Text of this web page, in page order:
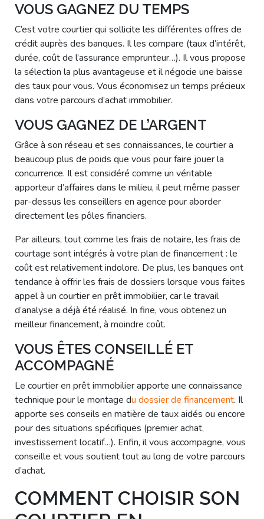
VOUS GAGNEZ DU TEMPS
C’est votre courtier qui sollicite les différentes offres de
crédit auprès des banques. Il les compare (taux d’intérêt,
durée, coût de l’assurance emprunteur…). Il vous propose
la sélection la plus avantageuse et il négocie une baisse
des taux pour vous. Vous économisez un temps précieux
dans votre parcours d’achat immobilier.
VOUS GAGNEZ DE L’ARGENT
Grâce à son réseau et ses connaissances, le courtier a
beaucoup plus de poids que vous pour faire jouer la
concurrence. Il est considéré comme un véritable
apporteur d’affaires dans le milieu, il peut même passer
par-dessus les conseillers en agence pour aborder
directement les pôles financiers.
Par ailleurs, tout comme les frais de notaire, les frais de
courtage sont intégrés à votre plan de financement : le
coût est relativement indolore. De plus, les banques ont
tendance à offrir les frais de dossiers lorsque vous faites
appel à un courtier en prêt immobilier, car le travail
d’analyse a déjà été réalisé. In fine, vous obtenez un
meilleur financement, à moindre coût.
VOUS ÊTES CONSEILLÉ ET
ACCOMPAGNÉ
Le courtier en prêt immobilier apporte une connaissance
technique pour le montage du dossier de financement. Il
apporte ses conseils en matière de taux aidés ou encore
pour des situations spécifiques (premier achat,
investissement locatif…). Enfin, il vous accompagne, vous
conseille et vous soutient tout au long de votre parcours
d’achat.
COMMENT CHOISIR SON